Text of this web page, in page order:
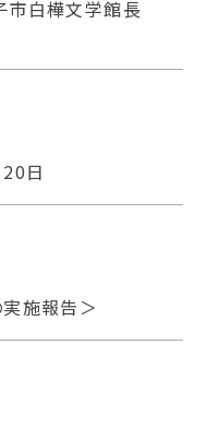
市白樺文学館長
日
施報告＞